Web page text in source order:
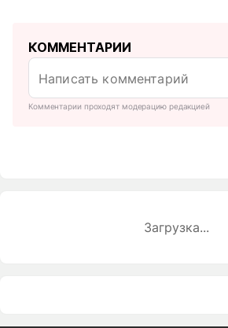
КОММЕНТАРИИ
Комментарии проходят модерацию редакцией
Загрузка...